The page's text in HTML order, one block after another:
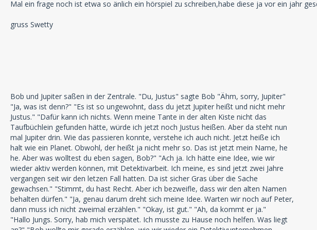
Mal ein frage noch ist etwa so änlich ein hörspiel zu schreiben,habe diese ja vor ein jahr
gruss Swetty
Bob und Jupiter saßen in der Zentrale. "Du, Justus" sagte Bob "Ähm, sorry, Jupiter"
"Ja, was ist denn?" "Es ist so ungewohnt, dass du jetzt Jupiter heißt und nicht mehr
Justus." "Dafür kann ich nichts. Wenn meine Tante in der alten Kiste nicht das
Taufbüchlein gefunden hätte, würde ich jetzt noch Justus heißen. Aber da steht nun
mal Jupiter drin. Wie das passieren konnte, verstehe ich auch nicht. Jetzt heiße ich
halt wie ein Planet. Obwohl, der heißt ja nicht mehr so. Das ist jetzt mein Name, he
he. Aber was wolltest du eben sagen, Bob?" "Ach ja. Ich hätte eine Idee, wie wir
wieder aktiv werden können, mit Detektivarbeit. Ich meine, es sind jetzt zwei Jahre
vergangen seit wir den letzen Fall hatten. Da ist sicher Gras über die Sache
gewachsen." "Stimmt, du hast Recht. Aber ich bezweifle, dass wir den alten Namen
behalten dürfen." "Ja, genau darum dreht sich meine Idee. Warten wir noch auf Peter,
dann muss ich nicht zweimal erzählen." "Okay, ist gut." "Ah, da kommt er ja."
"Hallo Jungs. Sorry, hab mich verspätet. Ich musste zu Hause noch helfen. Was liegt